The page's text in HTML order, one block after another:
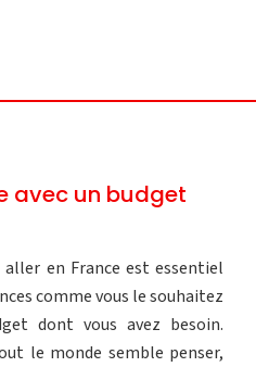
avec un budget
en France est essentiel
comme vous le souhaitez
dont vous avez besoin.
le monde semble penser,